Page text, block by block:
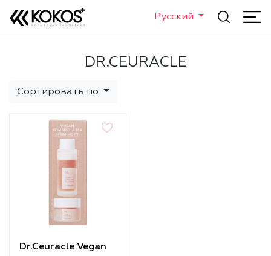
Русский
DR.CEURACLE
Сортировать по
Dr.Ceuracle Vegan